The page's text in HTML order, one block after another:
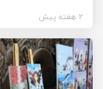
2 هفته پیش